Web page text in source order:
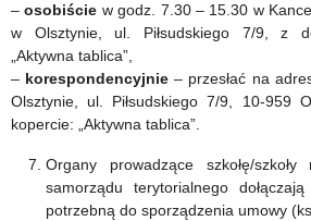
–osobiście w godz. 7.30 – 15.30 w
w Olsztynie, ul. Piłsudskiego 7/9, z
„Aktywna tablica”,
– korespondencyjnie– przesłać na
Olsztynie, ul. Piłsudskiego 7/9, 10-959
kopercie: „Aktywna tablica”.
Organy prowadzące szkołę/szkoły
samorządu terytorialnego
potrzebną do sporządzenia umowy